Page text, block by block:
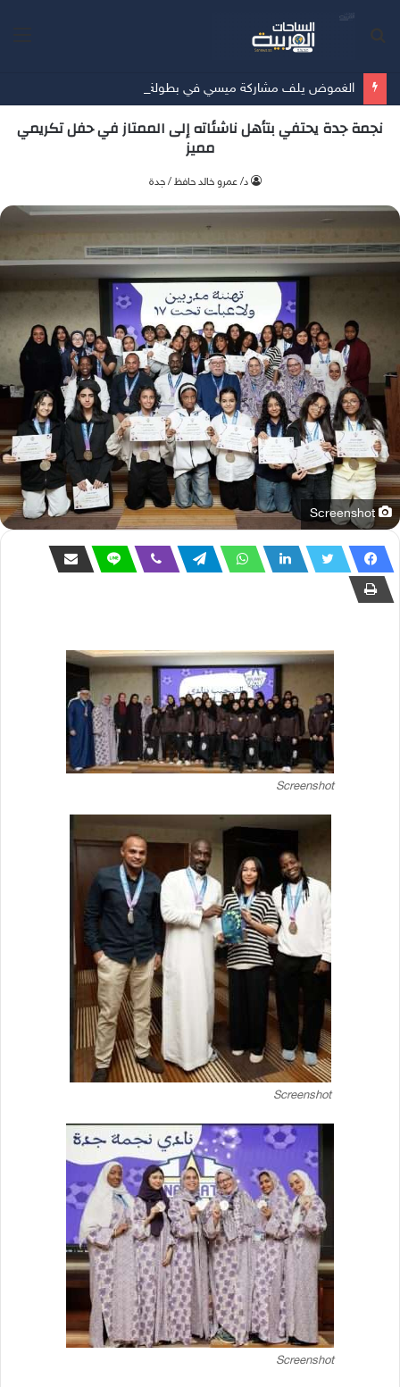
الغموض يلف مشاركة ميسي في بطولة كوبا أمريكا
نجمة جدة يحتفي بتأهل ناشئاته إلى الممتاز في حفل تكريمي
مميز
د/ عمرو خالد حافظ / جدة
Screenshot
Screenshot
Screenshot